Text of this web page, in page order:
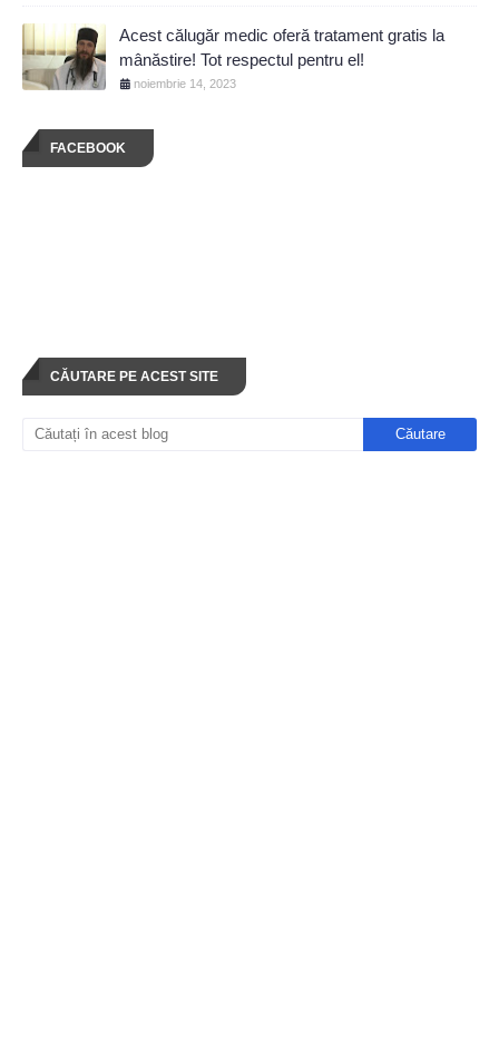
Acest călugăr medic oferă tratament gratis la
mânăstire! Tot respectul pentru el!
noiembrie 14, 2023
FACEBOOK
CĂUTARE PE ACEST SITE